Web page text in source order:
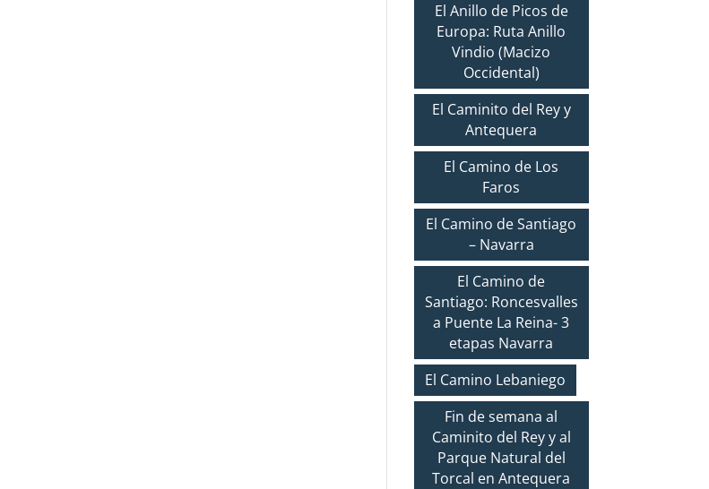
El Anillo de Picos de
Europa: Ruta Anillo
Vindio (Macizo
Occidental)
El Caminito del Rey y
Antequera
El Camino de Los
Faros
El Camino de Santiago
– Navarra
El Camino de
Santiago: Roncesvalles
a Puente La Reina- 3
etapas Navarra
El Camino Lebaniego
Fin de semana al
Caminito del Rey y al
Parque Natural del
Torcal en Antequera